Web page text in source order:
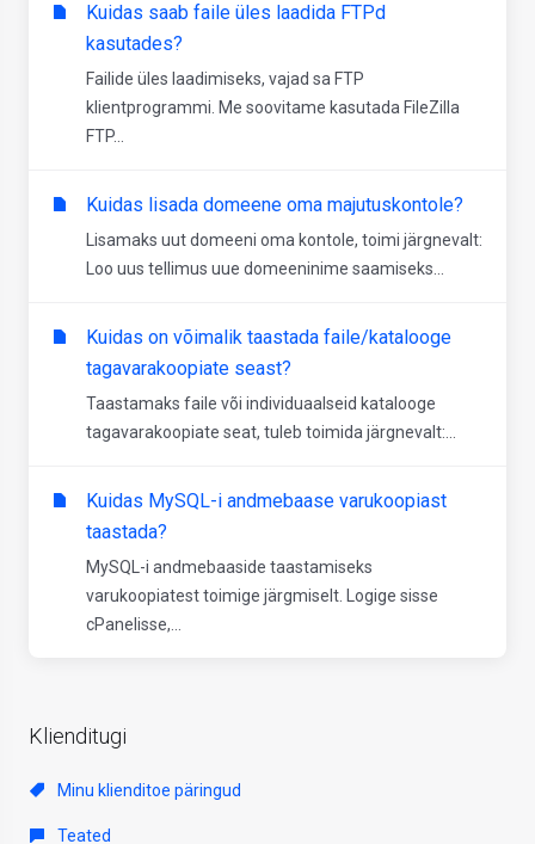
Klienditugi
Minu klienditoe päringud
Teated
Kuidas saab faile üles laadida FTPd
kasutades?
Failide üles laadimiseks, vajad sa FTP
klientprogrammi. Me soovitame kasutada FileZilla
FTP...
Kuidas lisada domeene oma majutuskontole?
Lisamaks uut domeeni oma kontole, toimi järgnevalt:
Loo uus tellimus uue domeeninime saamiseks...
Kuidas on võimalik taastada faile/katalooge
tagavarakoopiate seast?
Taastamaks faile või individuaalseid katalooge
tagavarakoopiate seat, tuleb toimida järgnevalt:...
Kuidas MySQL-i andmebaase varukoopiast
taastada?
MySQL-i andmebaaside taastamiseks
varukoopiatest toimige järgmiselt. Logige sisse
cPanelisse,...